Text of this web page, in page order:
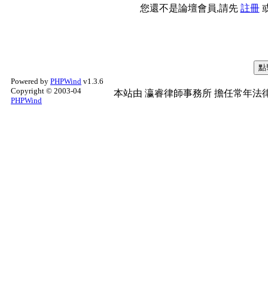
您還不是論壇會員,請先 註冊
Powered by PHPWind v1.3.6
Copyright © 2003-04
PHPWind
本站由 瀛睿律師事務所 擔任常年法